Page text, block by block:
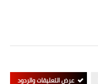
عرض التعليقات والردود